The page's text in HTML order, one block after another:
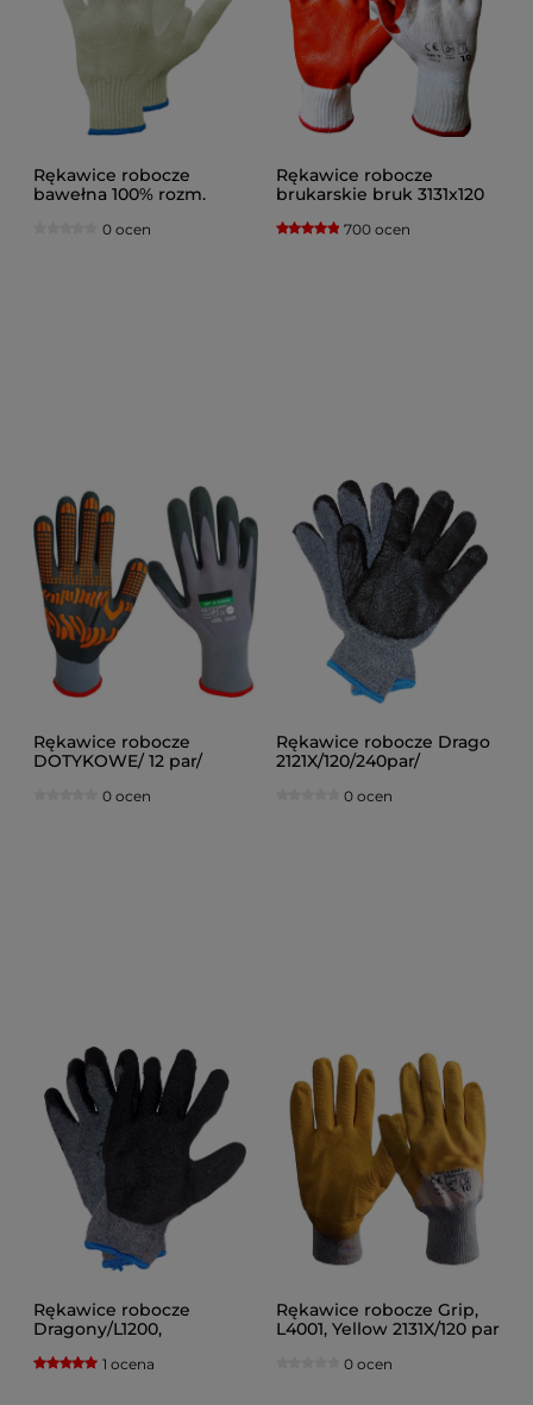
Rękawice robocze
bawełna 100% rozm.
0 ocen
Rękawice robocze
brukarskie bruk 3131x120
700 ocen
Rękawice robocze
DOTYKOWE/ 12 par/
0 ocen
Rękawice robocze Drago
2121X/120/240par/
0 ocen
Rękawice robocze
Dragony/L1200,
GRATIS 1 ocena
Rękawice robocze Grip,
L4001, Yellow 2131X/120 par
0 ocen